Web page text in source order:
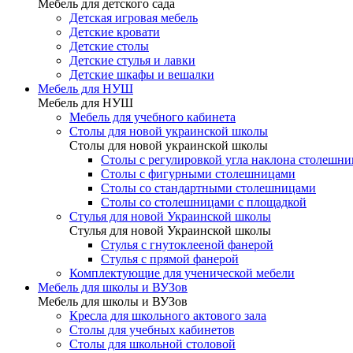
Мебель для детского сада
Детская игровая мебель
Детские кровати
Детские столы
Детские стулья и лавки
Детские шкафы и вешалки
Мебель для НУШ
Мебель для НУШ
Мебель для учебного кабинета
Столы для новой украинской школы
Столы для новой украинской школы
Столы с регулировкой угла наклона
Столы с фигурными столешницами
Столы со стандартными столешницами
Столы со столешницами с площадкой
Стулья для новой Украинской школы
Стулья для новой Украинской школы
Стулья с гнутоклееной фанерой
Стулья с прямой фанерой
Комплектующие для ученической мебели
Мебель для школы и ВУЗов
Мебель для школы и ВУЗов
Кресла для школьного актового зала
Столы для учебных кабинетов
Столы для школьной столовой